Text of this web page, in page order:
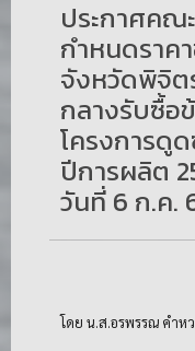
ประกาศคณ
กำหนดราค
จังหวัดพิจิต
กลางรับซื้อ
โครงการดู
ปีการผลิต
วันที่ 6 ก.ค.
โดย น.ส.อรพรรณ คำห